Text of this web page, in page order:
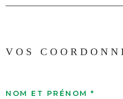
VOS
NOM ET PRÉNOM *